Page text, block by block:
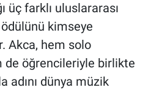
üç farklı uluslararası
kimseye
Akca, hem solo
de öğrencileriyle birlikte
adını dünya müzik